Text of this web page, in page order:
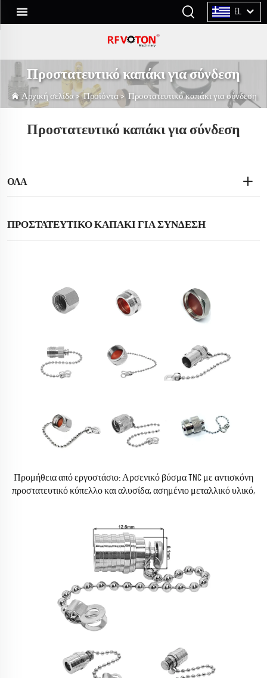
EL
Προστατευτικό καπάκι για σύνδεση
Αρχική σελίδα>Προϊόντα> Προστατευτικό καπάκι για σύνδεση
Προστατευτικό καπάκι για σύνδεση
ΌΛΑ
ΠΡΟΣΤΑΤΕΥΤΙΚΌ ΚΑΠΆΚΙ ΓΙΑ ΣΎΝΔΕΣΗ
Προμήθεια από εργοστάσιο: Αρσενικό βύσμα TNC με αντισκόνη
προστατευτικό κύπελλο και αλυσίδα, ασημένιο μεταλλικό υλικό,